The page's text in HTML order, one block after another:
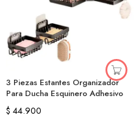
3 Piezas Estantes Organizador
Para Ducha Esquinero Adhesivo
$ 44.900